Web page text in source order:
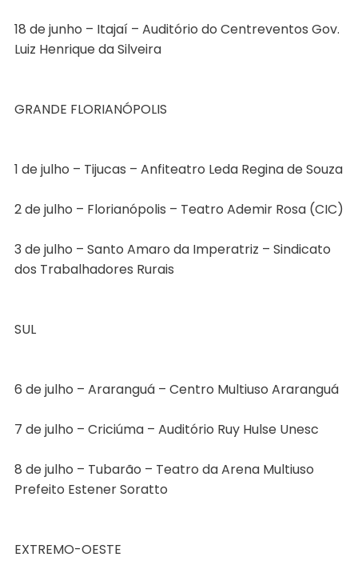
18 de junho – Itajaí – Auditório do Centreventos Gov.
Luiz Henrique da Silveira
GRANDE FLORIANÓPOLIS
1 de julho – Tijucas – Anfiteatro Leda Regina de Souza
2 de julho – Florianópolis – Teatro Ademir Rosa (CIC)
3 de julho – Santo Amaro da Imperatriz – Sindicato
dos Trabalhadores Rurais
SUL
6 de julho – Araranguá – Centro Multiuso Araranguá
7 de julho – Criciúma – Auditório Ruy Hulse Unesc
8 de julho – Tubarão – Teatro da Arena Multiuso
Prefeito Estener Soratto
EXTREMO-OESTE